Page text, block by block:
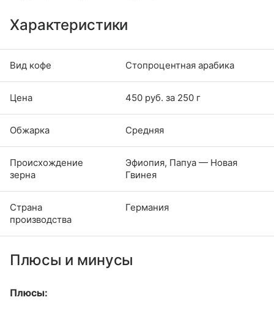
Характеристики
Вид кофе Стопроцентная арабика
Цена 450 руб. за 250 г
Обжарка Средняя
Происхождение
зерна
Эфиопия, Папуа — Новая
Гвинея
Страна
производства
Германия
Плюсы и минусы
Плюсы: